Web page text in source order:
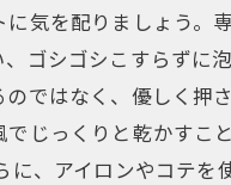
気を配りましょう
ゴシゴシこすらず
ではなく、優しく
じっくりと乾かす
、アイロンやコテ